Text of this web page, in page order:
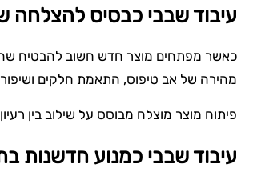
עיבוד שבבי כבסיס להצלחה
כאשר מפתחים מוצר חדש חשוב להבטיח
מהירה של אב טיפוס, התאמת חלקים ושיפור
פיתוח מוצר מוצלח מבוסס על שילוב בין
עיבוד שבבי כמנוע חדשנות